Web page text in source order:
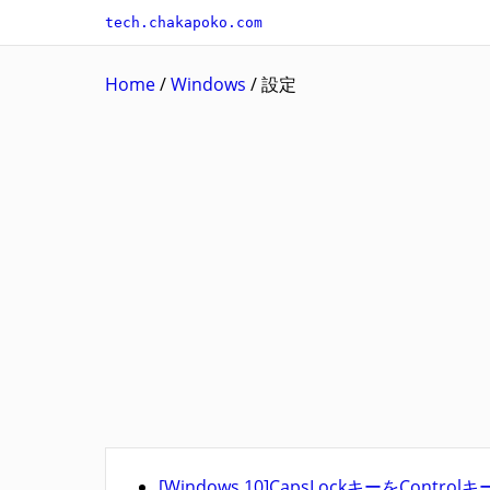
tech.chakapoko.com
Home/Windows /設定